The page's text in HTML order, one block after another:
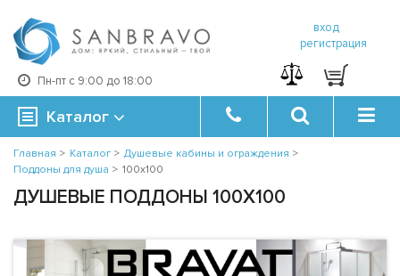
Пн-пт с 9:00 до 18:00
вход
регистрация
Каталог
Главная > Каталог > Душевые кабины и ограждения >
Поддоны для душа > 100x100
ДУШЕВЫЕ ПОДДОНЫ 100X100